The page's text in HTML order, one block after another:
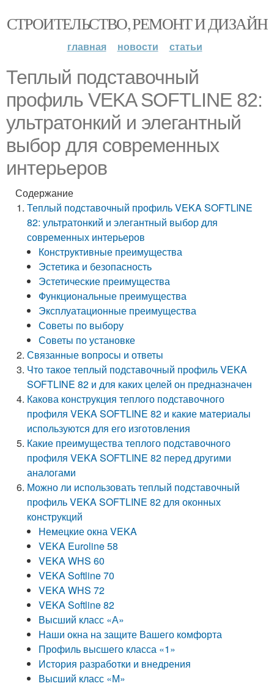
СТРОИТЕЛЬСТВО, РЕМОНТ И ДИЗАЙН
главная новости статьи
Теплый подставочный
профиль VEKA SOFTLINE 82:
ультратонкий и элегантный
выбор для современных
интерьеров
Содержание
Теплый подставочный профиль VEKA SOFTLINE
82: ультратонкий и элегантный выбор для
современных интерьеров
Конструктивные преимущества
Эстетика и безопасность
Эстетические преимущества
Функциональные преимущества
Эксплуатационные преимущества
Советы по выбору
Советы по установке
Связанные вопросы и ответы
Что такое теплый подставочный профиль VEKA
SOFTLINE 82 и для каких целей он предназначен
Какова конструкция теплого подставочного
профиля VEKA SOFTLINE 82 и какие материалы
используются для его изготовления
Какие преимущества теплого подставочного
профиля VEKA SOFTLINE 82 перед другими
аналогами
Можно ли использовать теплый подставочный
профиль VEKA SOFTLINE 82 для оконных
конструкций
Немецкие окна VEKA
VEKA Euroline 58
VEKA WHS 60
VEKA Softline 70
VEKA WHS 72
VEKA Softline 82
Высший класс «А»
Наши окна на защите Вашего комфорта
Профиль высшего класса «1»
История разработки и внедрения
Высший класс «М»